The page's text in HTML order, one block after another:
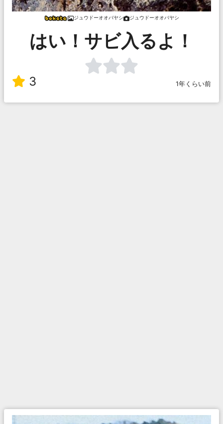
ジュウドーオオバヤシ ジュウドーオオバヤシ
はい！サビ入るよ！
3 1年くらい前